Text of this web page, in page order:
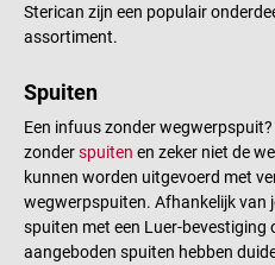
Sterican zijn een populair
assortiment.
Spuiten
Een infuus zonder
zonderspuiten en zeker niet de
kunnen worden uitgevoerd met
wegwerpspuiten. Afhankelijk van
spuiten met een Luer-bevestiging
aangeboden spuiten hebben